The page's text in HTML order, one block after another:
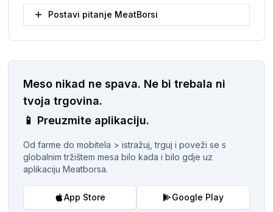
Postavi pitanje MeatBorsi
Meso nikad ne spava. Ne bi trebala ni
tvoja trgovina.
📱 Preuzmite aplikaciju.
Od farme do mobitela > istražuj, trguj i poveži se s
globalnim tržištem mesa bilo kada i bilo gdje uz
aplikaciju Meatborsa.
App Store Google Play